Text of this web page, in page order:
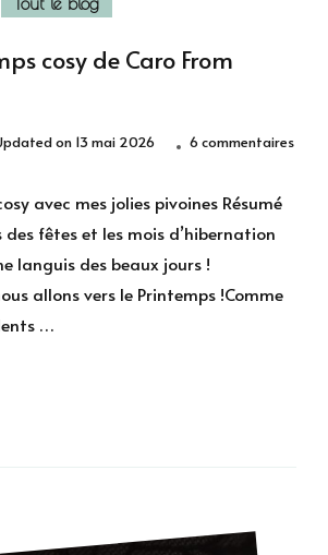
cosy de Caro From
on 13 mai 2026 6 commentairessur
avec mes jolies pivoines Résumé
des fêtes et les mois d’hibernation
languis des beaux jours !
allons vers le Printemps !Comme
…